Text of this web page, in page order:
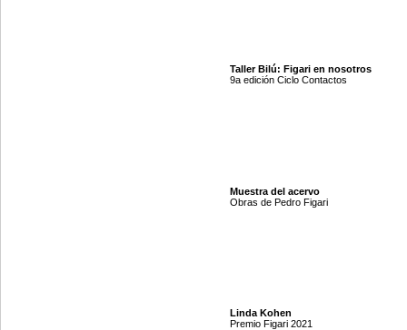
Taller Bilú: Figari en nosotros
9a edición Ciclo Contactos
Muestra del acervo
Obras de Pedro Figari
Linda Kohen
Premio Figari 2021